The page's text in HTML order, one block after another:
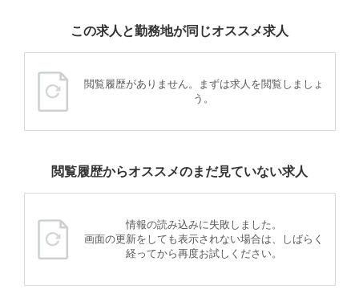
この求人と勤務地が同じオススメ求人
閲覧履歴がありません。まずは求人を閲覧しましょ
う。
閲覧履歴からオススメのまだ見ていない求人
情報の読み込みに失敗しました。
画面の更新をしても表示されない場合は、しばらく
経ってから再度お試しください。